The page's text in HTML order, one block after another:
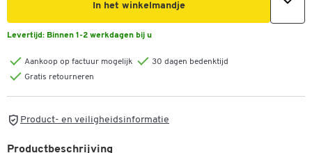
In het winkelmandje
Levertijd: Binnen 1-2 werkdagen bij u
Aankoop op factuur mogelijk
30 dagen bedenktijd
Gratis retourneren
Product- en veiligheidsinformatie
Productbeschrijving